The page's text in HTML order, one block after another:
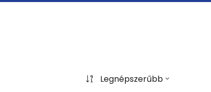
Legnépszerűbb